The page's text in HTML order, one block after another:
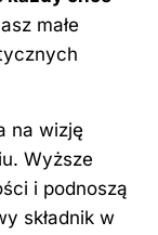
małe
na wizję
Wyższe
i podnoszą
składnik w